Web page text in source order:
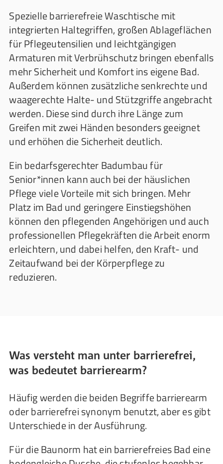
Spezielle barrierefreie Waschtische mit
integrierten Haltegriffen, großen Ablageflächen
für Pflegeutensilien und leichtgängigen
Armaturen mit Verbrühschutz bringen ebenfalls
mehr Sicherheit und Komfort ins eigene Bad.
Außerdem können zusätzliche senkrechte und
waagerechte Halte- und Stützgriffe angebracht
werden. Diese sind durch ihre Länge zum
Greifen mit zwei Händen besonders geeignet
und erhöhen die Sicherheit deutlich.
Ein bedarfsgerechter Badumbau für
Senior*innen kann auch bei der häuslichen
Pflege viele Vorteile mit sich bringen. Mehr
Platz im Bad und geringere Einstiegshöhen
können den pflegenden Angehörigen und auch
professionellen Pflegekräften die Arbeit enorm
erleichtern, und dabei helfen, den Kraft- und
Zeitaufwand bei der Körperpflege zu
reduzieren.
Was versteht man unter barrierefrei,
was bedeutet barrierearm?
Häufig werden die beiden Begriffe barrierearm
oder barrierefrei synonym benutzt, aber es gibt
Unterschiede in der Ausführung.
Für die Baunorm hat ein barrierefreies Bad eine